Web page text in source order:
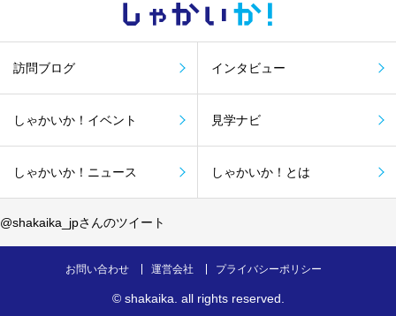
しゃかい か！
訪問ブログ インタビュー
しゃかいか！イベント 見学ナビ
しゃかいか！ニュース しゃかいか！とは
@shakaika_jpさんのツイート
お問い合わせ 運営会社 プライバシーポリシー
© shakaika . all rights reserved.